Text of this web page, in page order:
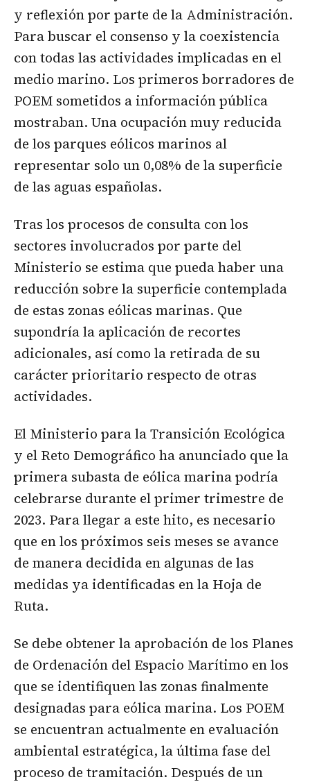
y reflexión por parte de la Administración.
Para buscar el consenso y la coexistencia
con todas las actividades implicadas en el
medio marino. Los primeros borradores de
POEM sometidos a información pública
mostraban. Una ocupación muy reducida
de los parques eólicos marinos al
representar solo un 0,08% de la superficie
de las aguas españolas.
Tras los procesos de consulta con los
sectores involucrados por parte del
Ministerio se estima que pueda haber una
reducción sobre la superficie contemplada
de estas zonas eólicas marinas. Que
supondría la aplicación de recortes
adicionales, así como la retirada de su
carácter prioritario respecto de otras
actividades.
El Ministerio para la Transición Ecológica
y el Reto Demográfico ha anunciado que la
primera subasta de eólica marina podría
celebrarse durante el primer trimestre de
2023. Para llegar a este hito, es necesario
que en los próximos seis meses se avance
de manera decidida en algunas de las
medidas ya identificadas en la Hoja de
Ruta.
Se debe obtener la aprobación de los Planes
de Ordenación del Espacio Marítimo en los
que se identifiquen las zonas finalmente
designadas para eólica marina. Los POEM
se encuentran actualmente en evaluación
ambiental estratégica, la última fase del
proceso de tramitación. Después de un